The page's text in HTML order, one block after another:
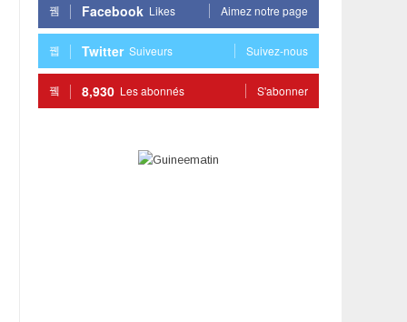
Facebook Likes Aimez notre page
Twitter Suiveurs Suivez-nous
8,930 Les abonnés S'abonner